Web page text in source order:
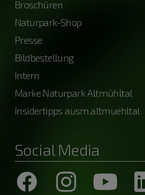
Broschüren
Naturpark-Shop
Presse
Bildbestellung
Intern
Marke Naturpark Altmühltal
Insidertipps ausm.altmuehltal
Social Media